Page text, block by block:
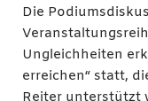
Die
Ungleichheiten
erreichen“ statt,